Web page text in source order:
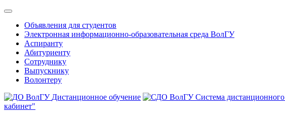
Объявления для студентов
Электронная информационно-образовательная среда ВолГУ
Аспиранту
Абитуриенту
Сотруднику
Выпускнику
Волонтеру
Дистанционное обучение
Система
кабинет"